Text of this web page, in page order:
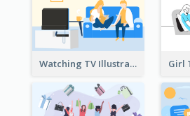
Watching TV Illustration